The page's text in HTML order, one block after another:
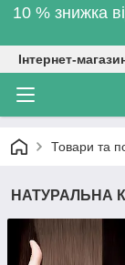
10 % знижка
Інтернет-
Товари та
НАТУРАЛЬНА